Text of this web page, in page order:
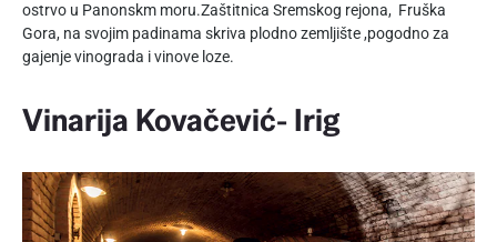
ostrvo u Panonskm moru.Zaštitnica Sremskog rejona, Fruška
Gora, na svojim padinama skriva plodno zemljište ,pogodno za
gajenje vinograda i vinove loze.
Vinarija Kovačević- Irig